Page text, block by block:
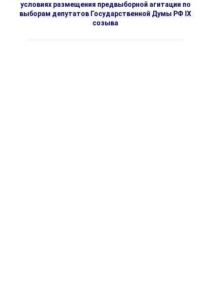
условиях размещения предвыборной агитации по
выборам депутатов Государственной Думы РФ IX
созыва